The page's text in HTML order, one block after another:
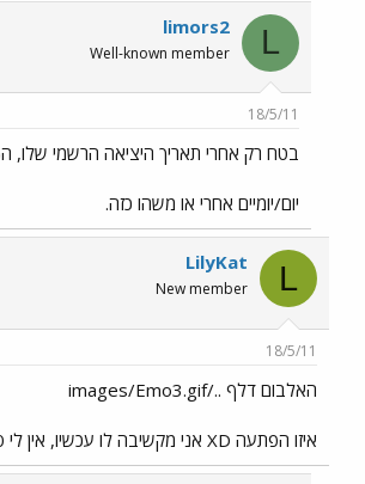
L
limors2
Well-known member
18/5/11
בטח רק אחרי תאריך היציאה הרשמי שלו, ה23.5.
יום/יומיים אחרי או משהו כזה.
L
LilyKat
New member
18/5/11
האלבום דלף ../images/Emo3.gif
איזו הפתעה XD אני מקשיבה לו עכשיו, אין לי סבלנות לחכות ><